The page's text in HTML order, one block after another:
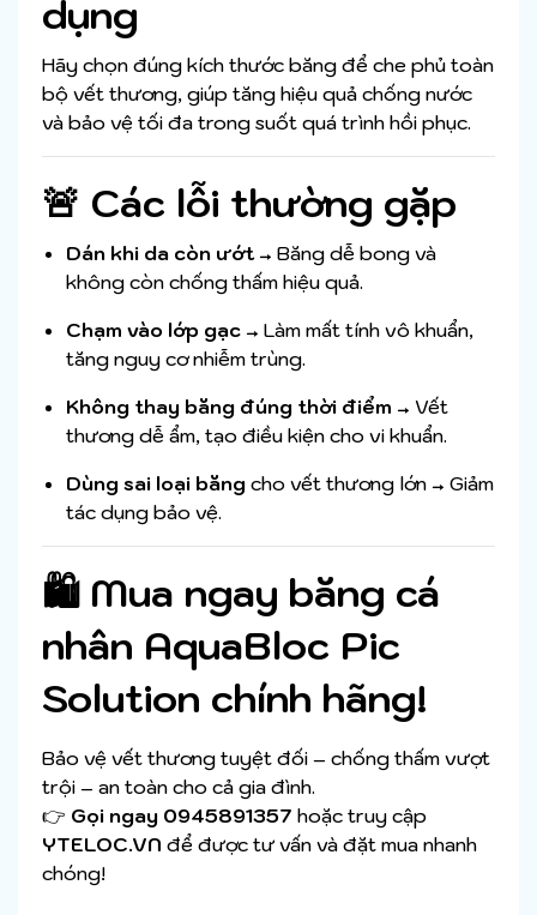
dụng
Hãy chọn đúng kích thước băng để che phủ toàn
bộ vết thương, giúp tăng hiệu quả chống nước
và bảo vệ tối đa trong suốt quá trình hồi phục.
🚨 Các lỗi thường gặp
Dán khi da còn ướt→ Băng dễ bong và
không còn chống thấm hiệu quả.
Chạm vào lớp gạc → Làm mất tính vô khuẩn,
tăng nguy cơ nhiễm trùng.
Không thay băng đúng thời điểm → Vết
thương dễ ẩm, tạo điều kiện cho vi khuẩn.
Dùng sai loại băng cho vết thương lớn → Giảm
tác dụng bảo vệ.
🛍 Mua ngay băng cá
nhân AquaBloc Pic
Solution chính hãng!
Bảo vệ vết thương tuyệt đối – chống thấm vượt
trội – an toàn cho cả gia đình.
👉 Gọi ngay 0945891357 hoặc truy cập
YTELOC.VN để được tư vấn và đặt mua nhanh
chóng!